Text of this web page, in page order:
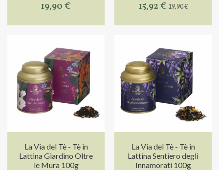
19,90 € 15,92 €19,90 €
La Via del Tè - Tè in
Lattina Giardino Oltre
le Mura 100g
La Via del Tè - Tè in
Lattina Sentiero degli
Innamorati 100g